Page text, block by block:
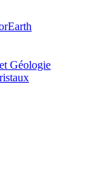
Géologie